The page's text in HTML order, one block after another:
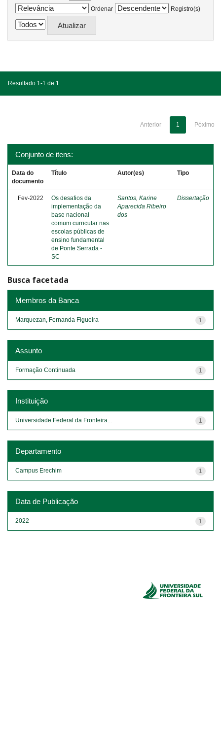
Ordenar
Registro(s)
Resultado 1-1 de 1.
Anterior 1 Póximo
Conjunto de itens:
Data do
documento
Título Autor(es) Tipo
Fev-2022
Os desafios da
implementação da
base nacional
comum curricular nas
escolas públicas de
ensino fundamental
de Ponte Serrada -
SC
Santos, Karine
Aparecida Ribeiro
dos
Dissertação
Busca facetada
Membros da Banca
1
Marquezan, Fernanda Figueira
Assunto
1
Formação Continuada
Instituição
1
Universidade Federal da Fronteira...
Departamento
1
Campus Erechim
Data de Publicação
1
2022